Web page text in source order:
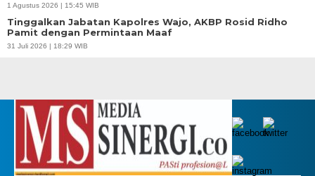
1 Agustus 2026 | 15:45 WIB
Tinggalkan Jabatan Kapolres Wajo, AKBP Rosid Ridho
Pamit dengan Permintaan Maaf
31 Juli 2026 | 18:29 WIB